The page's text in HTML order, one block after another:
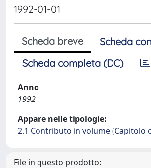
1992-01-01
Scheda breve
Scheda
Scheda completa (DC)
Anno
1992
Appare nelle tipologie:
2.1 Contributo in volume (Capitolo
File in questo prodotto: